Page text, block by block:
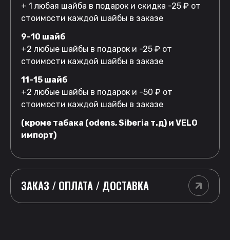
+ 1 любая шайба в подарок и скидка -25 ₽ от
стоимости каждой шайбы в заказе
9-10 шайб
+2 любые шайбы в подарок и -25 ₽ от
стоимости каждой шайбы в заказе
11-15 шайб
+2 любые шайбы в подарок и -50 ₽ от
стоимости каждой шайбы в заказе
(кроме табака (odens, Siberia т.д) и VELO
импорт)
ЗАКАЗ / ОПЛАТА / ДОСТАВКА